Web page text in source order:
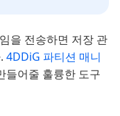
을 전송하면 저장 관
4DDiG 파티션 매니
들어줄 훌륭한 도구